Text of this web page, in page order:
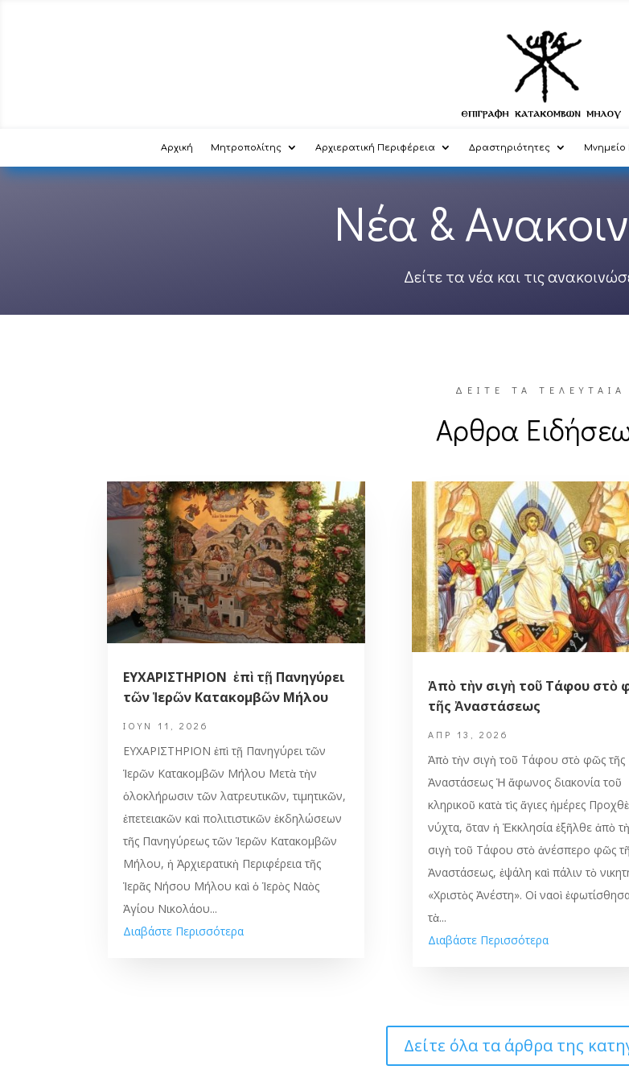
Αρχική Μητροπολίτης Αρχιερατική Περιφέρεια Δραστηριότητες Μνημείο
Νέα &
Δείτε τα νέα και τις
ΔΕΙΤΕ ΤΑ ΤΕΛΕΥΤΑΙΑ
Αρθρα
ΕΥΧΑΡΙΣΤΗΡΙΟΝ ἐπὶ τῇ Πανηγύρει
τῶν Ἱερῶν Κατακομβῶν Μήλου
ΙΟΎΝ 11, 2026
ΕΥΧΑΡΙΣΤΗΡΙΟΝ ἐπὶ τῇ Πανηγύρει τῶν
Ἱερῶν Κατακομβῶν Μήλου Μετὰ τὴν
ὁλοκλήρωσιν τῶν λατρευτικῶν, τιμητικῶν,
ἐπετειακῶν καὶ πολιτιστικῶν ἐκδηλώσεων
τῆς Πανηγύρεως τῶν Ἱερῶν Κατακομβῶν
Μήλου, ἡ Ἀρχιερατικὴ Περιφέρεια τῆς
Ἱερᾶς Νήσου Μήλου καὶ ὁ Ἱερὸς Ναὸς
Ἁγίου Νικολάου...
Διαβάστε Περισσότερα
Ἀπὸ τὴν σιγὴ τοῦ Τάφου στὸ
τῆς Ἀναστάσεως
ΑΠΡ 13, 2026
Ἀπὸ τὴν σιγὴ τοῦ Τάφου στὸ φῶς τῆς
Ἀναστάσεως Ἡ ἄφωνος διακονία τοῦ
κληρικοῦ κατὰ τὶς ἅγιες ἡμέρες
νύχτα, ὅταν ἡ Ἐκκλησία ἐξῆλθε ἀπὸ τὴ
σιγὴ τοῦ Τάφου στὸ ἀνέσπερο φῶς
Ἀναστάσεως, ἐψάλη καὶ πάλιν τὸ
«Χριστὸς Ἀνέστη». Οἱ ναοὶ
τὰ...
Διαβάστε Περισσότερα
Δείτε όλα τα άρθρα της